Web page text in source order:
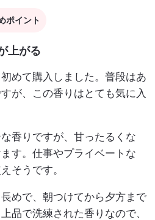
ポイント
上がる
めて購入しました。普段はあ
が、この香りはとても気に入
香りですが、甘ったるくな
す。仕事やプライベートな
そうです。
めで、朝つけてから夕方まで
品で洗練された香りなので、